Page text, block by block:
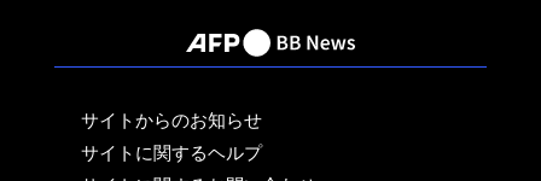
サイトからのお知らせ
サイトに関するヘルプ